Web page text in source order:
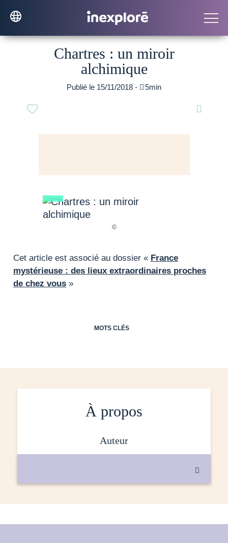
Chartres : un miroir
alchimique
Publié le 15/11/2018 - 5min

Cet article est associé au dossier « France
mystérieuse : des lieux extraordinaires proches
de chez vous »
MOTS CLÉS
À propos
auteur
